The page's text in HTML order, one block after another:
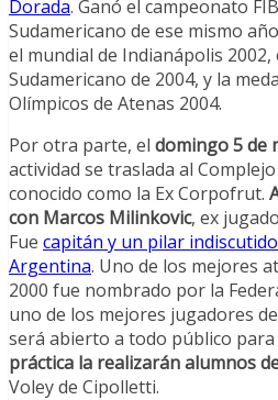
Dorada. Ganó el campeonato
Sudamericano de ese mismo
el mundial de Indianápolis
Sudamericano de 2004, y la
Olímpicos de Atenas 2004.
Por otra parte, el domingo 5 de
actividad se traslada al
conocido como la Ex Corpofrut.
con Marcos Milinkovic, ex
Fue capitán y un pilar
Argentina. Uno de los mejores
2000 fue nombrado por la
uno de los mejores jugadores
será abierto a todo público
práctica la realizarán alumnos
Voley de Cipolletti.